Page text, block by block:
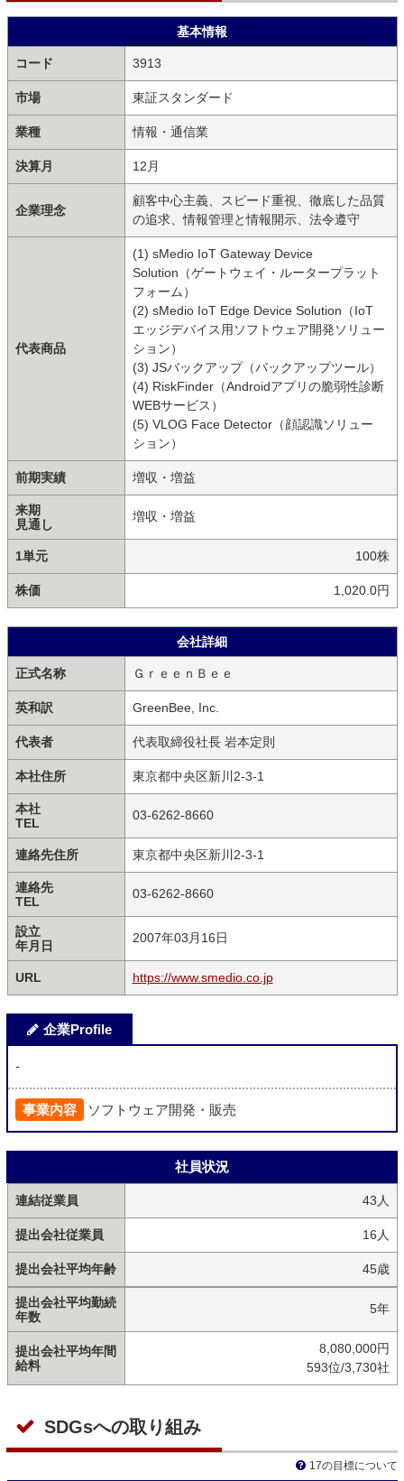
基本情報
コード 3913
市場 東証スタンダード
業種 情報・通信業
決算月 12月
企業理念
顧客中心主義、スピード重視、徹底した品質
の追求、情報管理と情報開示、法令遵守
代表商品
(1) sMedio IoT Gateway Device
Solution（ゲートウェイ・ルータープラット
フォーム）
(2) sMedio IoT Edge Device Solution（IoT
エッジデバイス用ソフトウェア開発ソリュー
ション）
(3) JSバックアップ（バックアップツール）
(4) RiskFinder（Androidアプリの脆弱性診断
WEBサービス）
(5) VLOG Face Detector（顔認識ソリュー
ション）
前期実績 増収・増益
来期
見通し
増収・増益
1単元 100株
株価 1,020.0円
会社詳細
正式名称 ＧｒｅｅｎＢｅｅ
英和訳 GreenBee, Inc.
代表者 代表取締役社長 岩本定則
本社住所 東京都中央区新川2-3-1
本社
TEL
03-6262-8660
連絡先住所 東京都中央区新川2-3-1
連絡先
TEL
03-6262-8660
設立
年月日
2007年03月16日
URL https://www.smedio.co.jp
企業Profile
-
事業内容 ソフトウェア開発・販売
社員状況
連結従業員 43人
提出会社従業員 16人
提出会社平均年齢 45歳
提出会社平均勤続
年数
5年
提出会社平均年間
給料
8,080,000円
593位/3,730社
SDGsへの取り組み
17の目標について